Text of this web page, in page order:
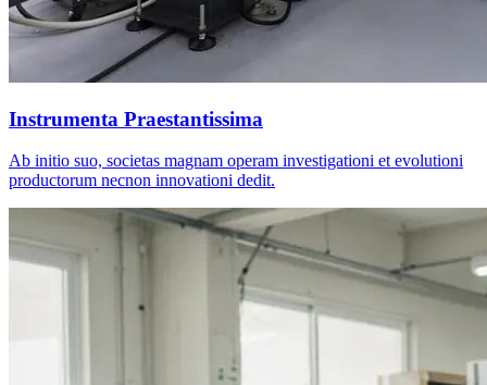
Instrumenta Praestantissima
Ab initio suo, societas magnam operam investigationi et evolutioni
productorum necnon innovationi dedit.